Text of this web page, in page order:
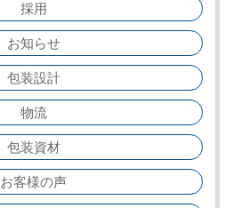
採用
お知らせ
包装設計
物流
包装資材
お客様の声